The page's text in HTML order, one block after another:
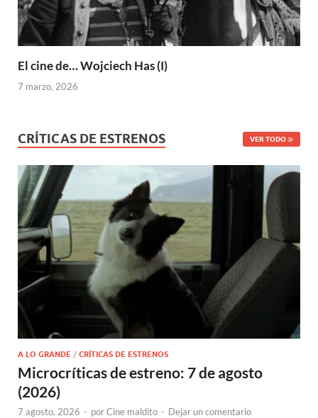
El cine de… Wojciech Has (I)
7 marzo, 2026
CRÍTICAS DE ESTRENOS VER TODO
A LO GRANDE / CRÍTICAS DE ESTRENOS
Microcríticas de estreno: 7 de agosto
(2026)
7 agosto, 2026 - porCine maldito - Dejar un comentario